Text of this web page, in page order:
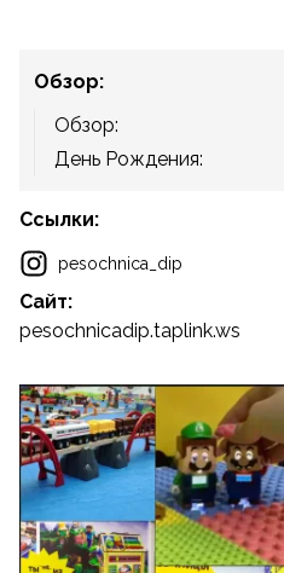
Обзор:
Обзор:
День Рождения:
Ссылки:
pesochnica_dip
Сайт:
pesochnicadip.taplink.ws